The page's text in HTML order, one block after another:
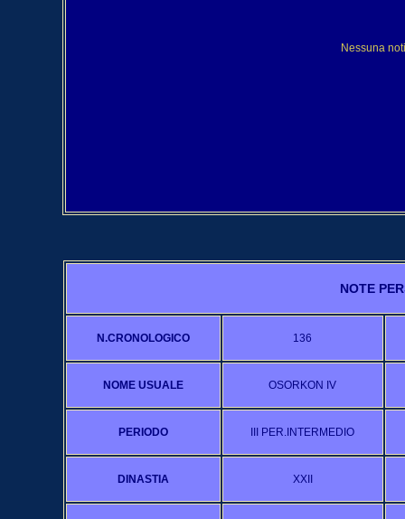
Nessuna
NOTE
N.CRONOLOGICO 136
NOME USUALE OSORKON IV
PERIODO III PER.INTERMEDIO
DINASTIA XXII